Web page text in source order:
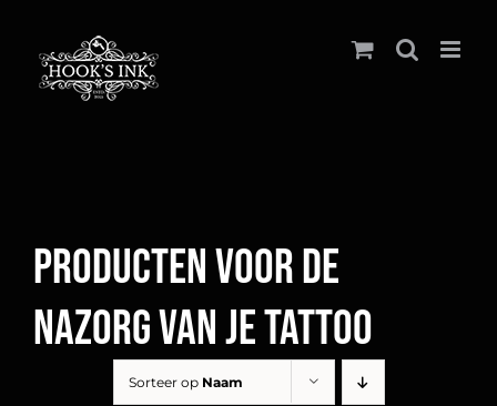
naar
inhoud
Producten voor de
nazorg van je tattoo
Sorteer op Naam